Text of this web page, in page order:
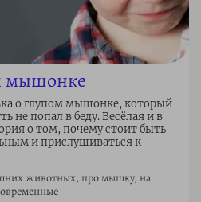
мышонке
о глупом мышонке, который
не попал в беду. Весёлая и в
о том, почему стоит быть
и прислушиваться к
животных, про мышку, на